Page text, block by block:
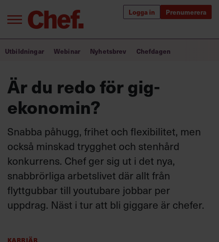
Logga in Prenumerera
Annonsera
Om oss
Kontakta oss
personuppgiftsbehandling
Bra ledare förändrar världen
Utbildning för ledare
Chefakademin+
Populära utbildningar
Utbildningar Webinar Nyhetsbrev Chefdagen
Är du redo för gig-
ekonomin?
Snabba påhugg, frihet och flexibilitet, men
också minskad trygghet och stenhård
konkurrens. Chef ger sig ut i det nya,
snabbrörliga arbetslivet där allt från
flyttgubbar till youtubare jobbar per
uppdrag. Näst i tur att bli giggare är chefer.
Karriär